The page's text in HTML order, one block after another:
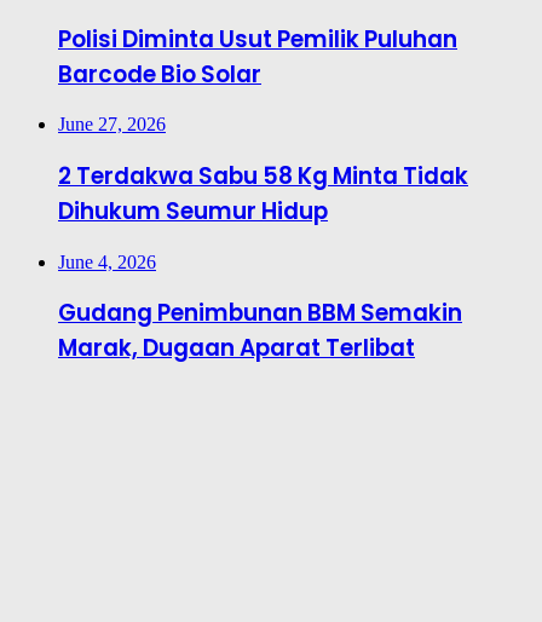
Polisi Diminta Usut Pemilik Puluhan
Barcode Bio Solar
June 27, 2026
2 Terdakwa Sabu 58 Kg Minta Tidak
Dihukum Seumur Hidup
June 4, 2026
Gudang Penimbunan BBM Semakin
Marak, Dugaan Aparat Terlibat